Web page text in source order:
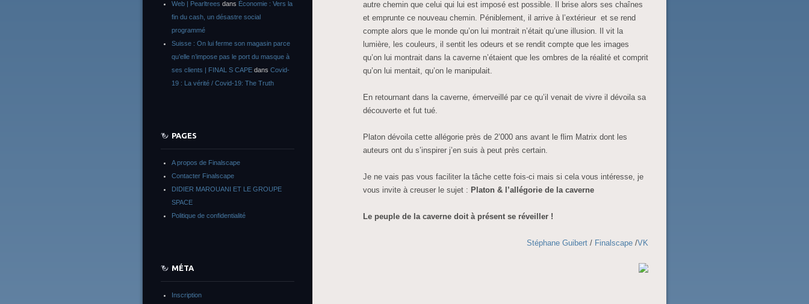
autre chemin que celui qui lui est imposé est possible. Il brise alors ses chaînes
et emprunte ce nouveau chemin. Péniblement, il arrive à l’extérieur et se rend
compte alors que le monde qu’on lui montrait n’était qu’une illusion. Il vit la
lumière, les couleurs, il sentit les odeurs et se rendit compte que les images
qu’on lui montrait dans la caverne n’étaient que les ombres de la réalité et comprit
qu’on lui mentait, qu’on le manipulait.
En retournant dans la caverne, émerveillé par ce qu’il venait de vivre il dévoila sa
découverte et fut tué.
Platon dévoila cette allégorie près de 2’000 ans avant le flim Matrix dont les
auteurs ont du s’inspirer j’en suis à peut près certain.
Je ne vais pas vous faciliter la tâche cette fois-ci mais si cela vous intéresse, je
vous invite à creuser le sujet : Platon & l’allégorie de la caverne
Le peuple de la caverne doit à présent se réveiller !
Stéphane Guibert / Finalscape /VK
Web | Pearltrees dans Économie : Vers la
fin du cash, un désastre social
programmé
Suisse : On lui ferme son magasin parce
qu’elle n’impose pas le port du masque à
ses clients | FINAL S CAPE dans Covid-
19 : La vérité / Covid-19: The Truth
PAGES
A propos de Finalscape
Contacter Finalscape
DIDIER MAROUANI ET LE GROUPE
SPACE
Politique de confidentialité
MÉTA
Inscription